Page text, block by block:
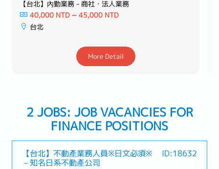
【台北】內勤業務－商社・法人業務
40,000 NTD ~ 45,000 NTD
台北
More Detail
2 JOBS: JOB VACANCIES FOR
FINANCE POSITIONS
【台北】不動產業務人員※日文必須※
－知名日系不動產公司
ID:18632